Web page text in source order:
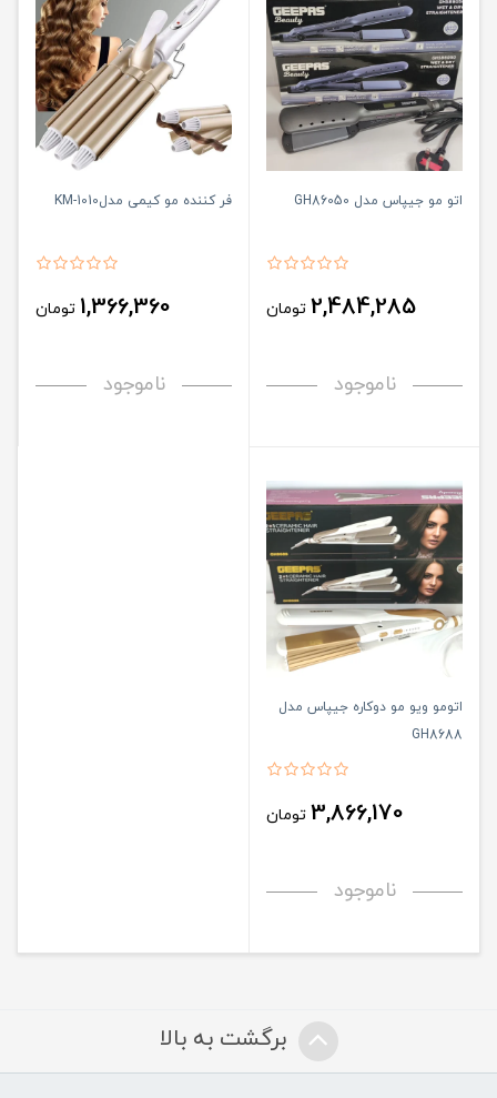
اتو مو جیپاس مدل GH86050
2,484,285 تومان
ناموجود
فر کننده مو کیمی مدلKM-1010
1,366,360 تومان
ناموجود
اتومو ویو مو دوکاره جیپاس مدل
GH8688
3,866,170 تومان
ناموجود
برگشت به بالا